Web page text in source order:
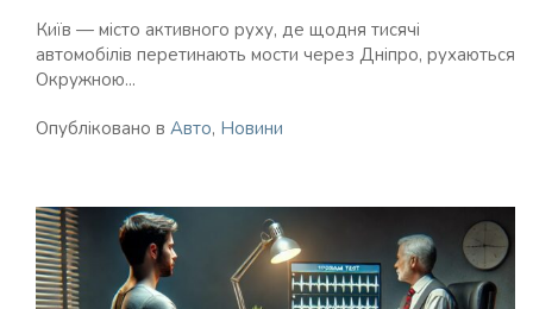
Київ — місто активного руху, де щодня тисячі
автомобілів перетинають мости через Дніпро, рухаються
Окружною...
Опубліковано в Авто, Новини